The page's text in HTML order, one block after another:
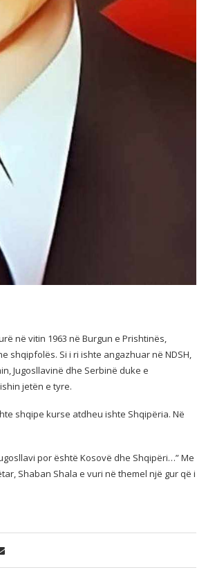
në vitin 1963 në Burgun e Prishtinës,
shqipfolës. Si i ri ishte angazhuar në NDSH,
Jugosllavinë dhe Serbinë duke e
jetën e tyre.
shqipe kurse atdheu ishte Shqipëria. Në
por është Kosovë dhe Shqipëri…” Me
Shaban Shala e vuri në themel një gur që i